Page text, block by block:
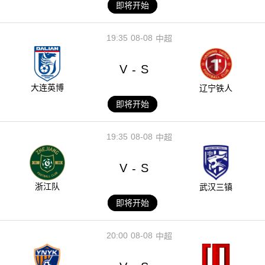
即将开始
08-08
19:35 中超
大连英博
V - S
辽宁铁人
即将开始
08-08
19:35 中超
浙江队
V - S
武汉三镇
即将开始
08-08
20:00 中超